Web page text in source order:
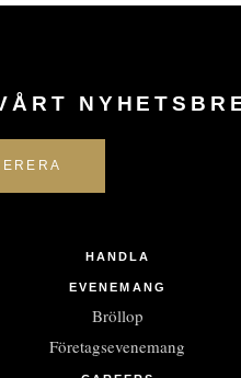
HANDLA
EVENEMANG
Bröllop
Företagsevenemang